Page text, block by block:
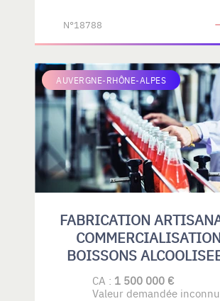
N°18788
AUVERGNE-RHÔNE-ALPES
FABRICATION
BOISSONS
SANS ALCOOL
CA : 1 500 000 €
Valeur demandée